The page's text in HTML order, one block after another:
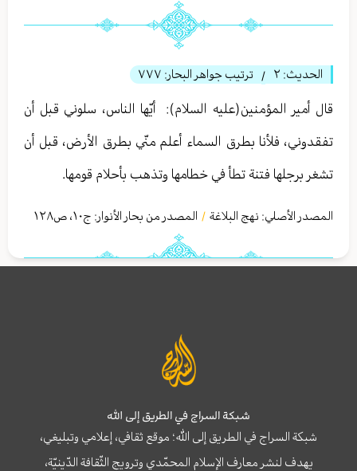
الحديث: ٢ / ترتيب جواهر البحار: ٧٧٧
قال أمير المؤمنين(عليه السلام): ‏ أيّها الناس، سلوني قبل أن
تفقدوني، فلأنا بطرق‏ السماء أعلم منّي بطرق الأرض، قبل أن
تشغر برجلها فتنة تطأ في خطامها وتذهب بأحلام قومها.
المصدر الأصلي: نهج البلاغة / المصدر من بحار الأنوار: ج١٠، ص١٢٨
شبكة السراج في الطريق إلى الله
شبكة السراج في الطريق إلى الله؛ موقع ثقافي، إعلامي وتبليغي،
يهدف لنشر معارف الإسلام المحمّدي وترويج الثّقافة الدّينيّة،